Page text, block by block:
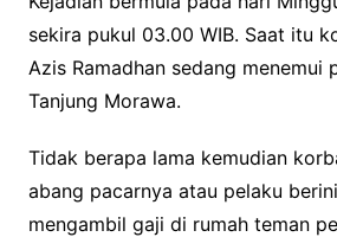
sekira pukul 03.00 WIB. Saat itu
Azis Ramadhan sedang menemui
Tanjung Morawa.
Tidak berapa lama kemudian
abang pacarnya atau pelaku
mengambil gaji di rumah teman